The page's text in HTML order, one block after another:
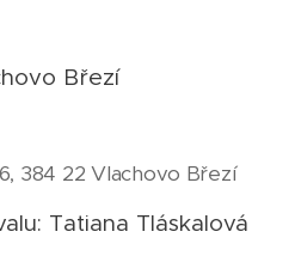
Březí
384 22 Vlachovo Březí
Tatiana Tláskalová